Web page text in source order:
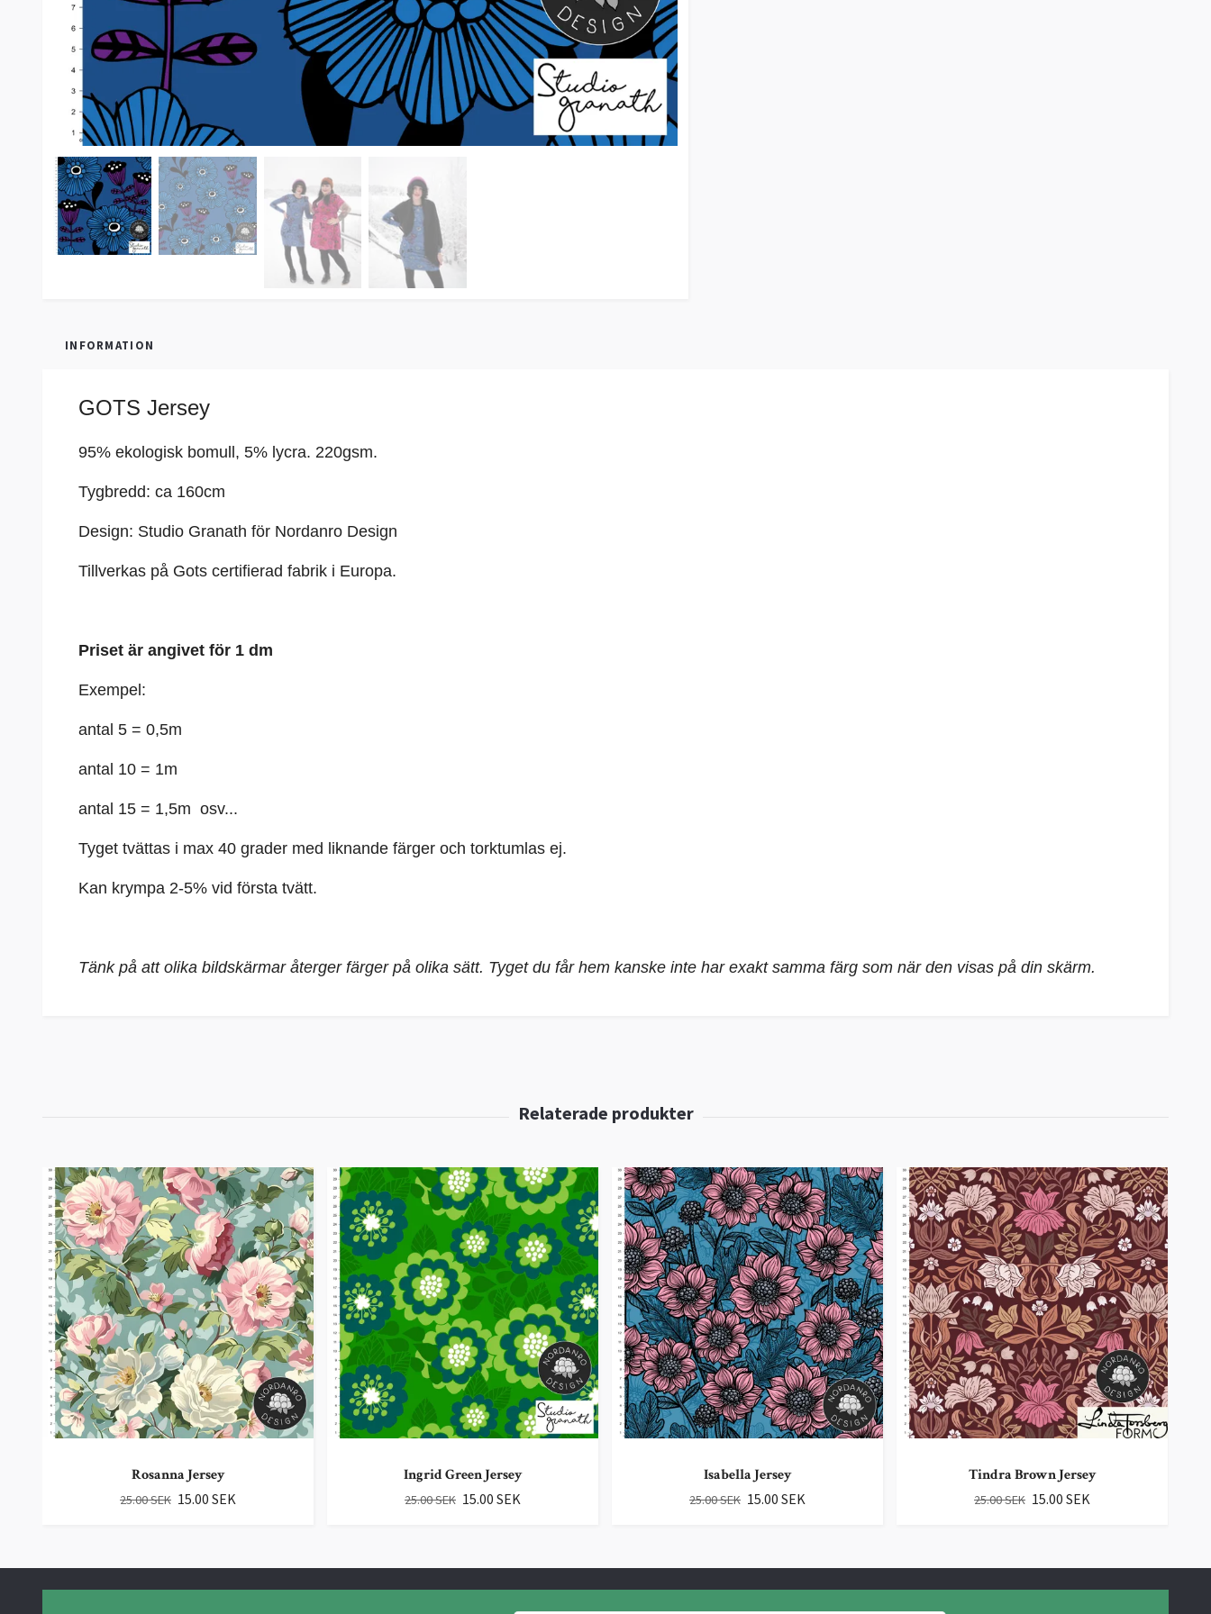
INFORMATION
GOTS Jersey
95% ekologisk bomull, 5% lycra. 220gsm.
Tygbredd: ca 160cm
Design: Studio Granath för Nordanro Design
Tillverkas på Gots certifierad fabrik i Europa.
Priset är angivet för 1 dm
Exempel:
antal 5 = 0,5m
antal 10 = 1m
antal 15 = 1,5m osv...
Tyget tvättas i max 40 grader med liknande färger och torktumlas ej.
Kan krympa 2-5% vid första tvätt.
Tänk på att olika bildskärmar återger färger på olika sätt. Tyget du får hem kanske inte har exakt samma färg som när den visas på din skärm.
Rosanna Jersey
25.00 SEK 15.00 SEK
Ingrid Green Jersey
25.00 SEK 15.00 SEK
Isabella Jersey
25.00 SEK 15.00 SEK
Tindra Brown Jersey
25.00 SEK 15.00 SEK